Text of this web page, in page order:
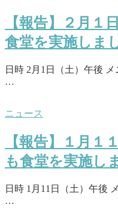
【報告】２月
食堂を実施しま
日時 2月1日（土）午後
…
ニュース
【報告】１月
も食堂を実施し
日時 1月11日（土）午後
…